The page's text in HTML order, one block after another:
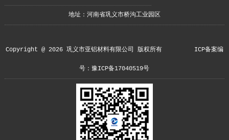
地址：河南省巩义市桥沟工业园区
Copyright @ 2026 巩义市亚铝材料有限公司 版权所有 ICP备案编
号：豫ICP备17040519号